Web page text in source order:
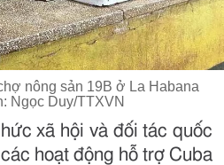
nông sản 19B ở La Habana
Ngọc Duy/TTXVN
xã hội và đối tác quốc
hoạt động hỗ trợ Cuba